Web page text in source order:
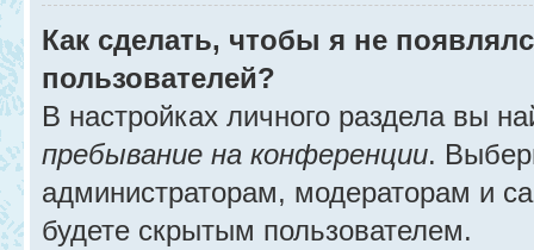
Как сделать, чтобы я не
пользователей?
В настройках личного раздела вы
пребывание на конференции.
администраторам, модераторам и
будете скрытым пользователем.